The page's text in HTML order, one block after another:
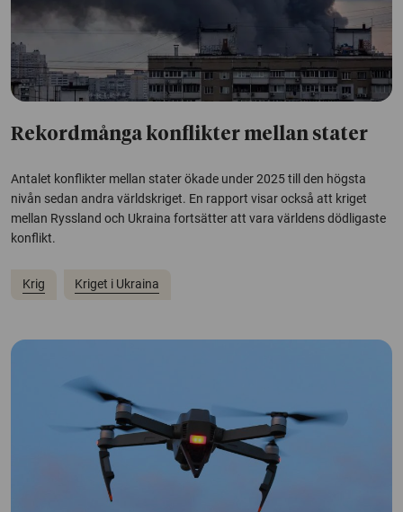
Rekordmånga konflikter mellan stater
Antalet konflikter mellan stater ökade under 2025 till den högsta
nivån sedan andra världskriget. En rapport visar också att kriget
mellan Ryssland och Ukraina fortsätter att vara världens dödligaste
konflikt.
Krig Kriget i Ukraina